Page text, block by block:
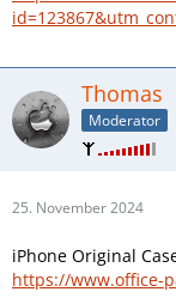
Thomas
Moderator
25. November 2024
iPhone Original
https://www.office-